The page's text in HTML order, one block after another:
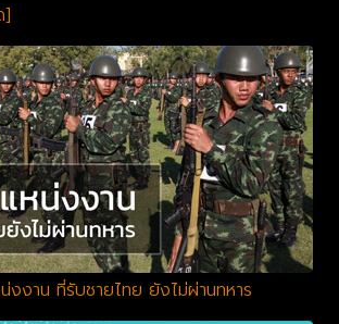
]
งงาน ที่รับชายไทย ยังไม่ผ่านทหาร